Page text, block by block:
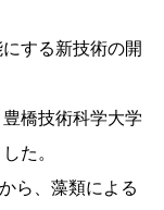
する新技術の開
橋技術科学大学
た。
ら、藻類による